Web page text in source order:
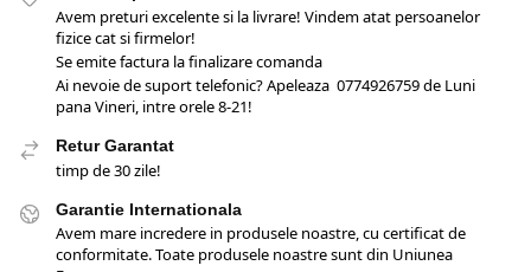
Avem preturi excelente si la livrare! Vindem atat persoanelor
fizice cat si firmelor!
Se emite factura la finalizare comanda
Ai nevoie de suport telefonic? Apeleaza 0774926759 de Luni
pana Vineri, intre orele 8-21!
Retur Garantat
timp de 30 zile!
Garantie Internationala
Avem mare incredere in produsele noastre, cu certificat de
conformitate. Toate produsele noastre sunt din Uniunea